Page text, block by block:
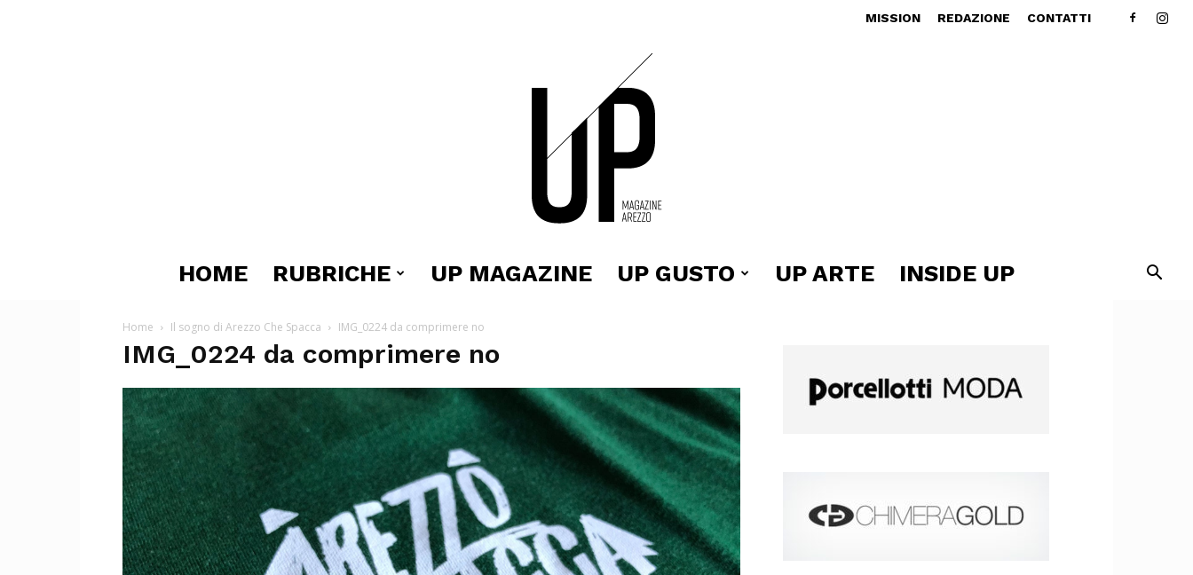
MISSION REDAZIONE CONTATTI
Magazine
HOME RUBRICHE UP MAGAZINE UP GUSTO UP ARTE INSIDE UP
Home Il sogno di Arezzo Che Spacca IMG_0224 da comprimere no
IMG_0224 da comprimere no